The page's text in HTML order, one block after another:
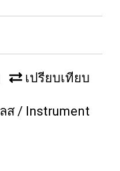
เปรียบเทียบ
ส / Instrument